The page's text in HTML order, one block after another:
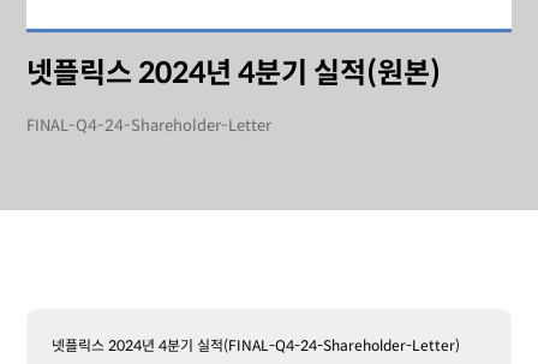
넷플릭스 2024년 4분기 실적(원본)
FINAL-Q4-24-Shareholder-Letter
넷플릭스 2024년 4분기 실적(FINAL-Q4-24-Shareholder-Letter)